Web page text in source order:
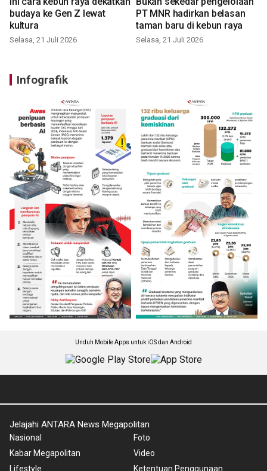
budaya ke Gen Z lewat
kultura
Selasa, 21 Juli 2026
PT MNR hadirkan belasan
taman baru di kebun raya
Selasa, 21 Juli 2026
Infografik
Unduh Mobile Apps untuk iOS dan Android
Jelajahi ANTARA News Megapolitan
Nasional
Kabar Megapolitan
Lifestyle
Foto
Video
Ketentuan Penggunaan